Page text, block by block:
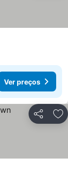
Ver preços
Partilhar